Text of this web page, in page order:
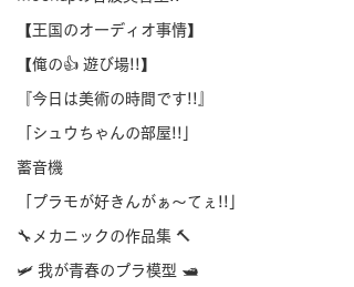
【王国のオーディオ事情】
【俺の👍 遊び場!!】
『今日は美術の時間です!!』
「シュウちゃんの部屋!!」
蓄音機
「プラモが好きんがぁ～てぇ!!」
🔧メカニックの作品集 🔨
🛩 我が青春のプラ模型 🛥